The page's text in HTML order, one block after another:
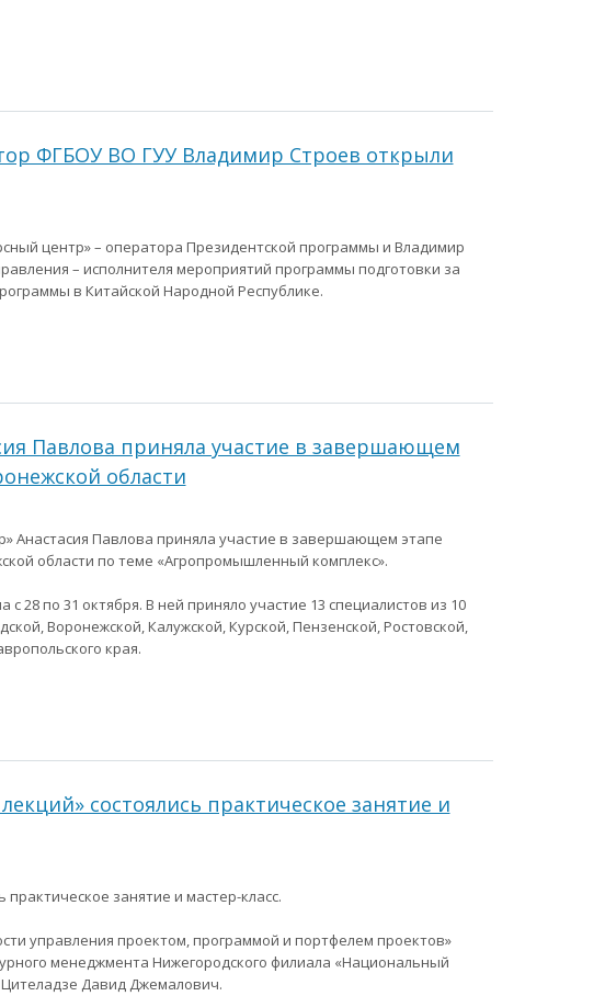
ФГБОУ ВО ГУУ Владимир Строев открыли
центр» – оператора Президентской программы и Владимир
– исполнителя мероприятий программы подготовки за
в Китайской Народной Республике.
Павлова приняла участие в завершающем
области
Анастасия Павлова приняла участие в завершающем этапе
области по теме «Агропромышленный комплекс».
по 31 октября. В ней приняло участие 13 специалистов из 10
Воронежской, Калужской, Курской, Пензенской, Ростовской,
края.
состоялись практическое занятие и
занятие и мастер-класс.
управления проектом, программой и портфелем проектов»
менеджмента Нижегородского филиала «Национальный
Давид Джемалович.